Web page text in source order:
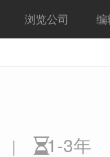
浏览公司 编
|
1-3